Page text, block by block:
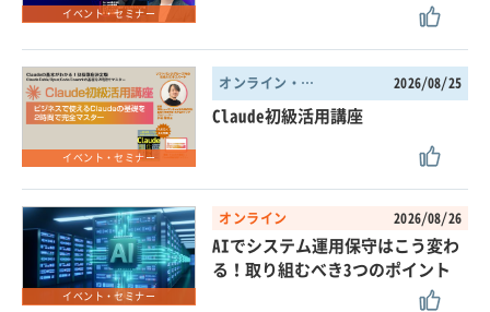
イベント・セミナー
イベント・セミナー
オンライン・東京都 2026/08/25
Claude初級活用講座
イベント・セミナー
オンライン 2026/08/26
AIでシステム運用保守はこう変わ
る！取り組むべき3つのポイント